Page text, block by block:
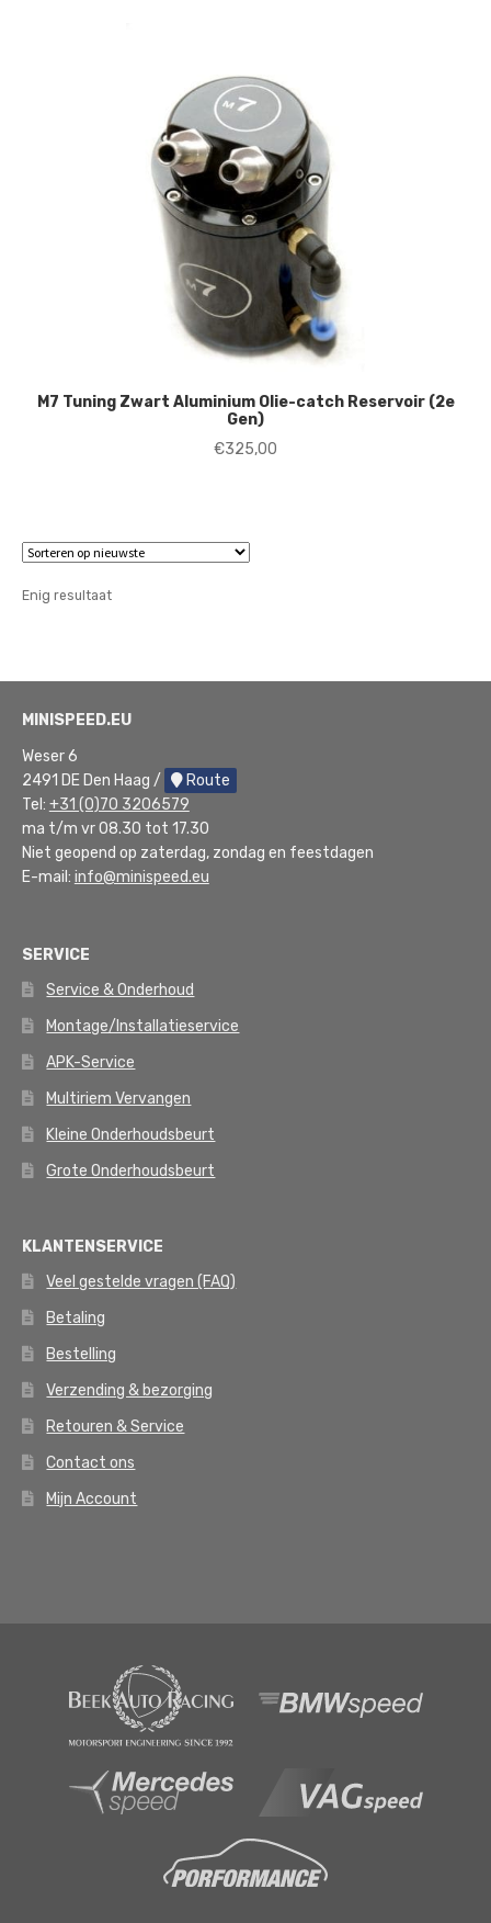
M7 Tuning Zwart Aluminium Olie-catch Reservoir (2e
Gen)
€325,00
Enig resultaat
MINISPEED.EU
Weser 6
2491 DE Den Haag /
Route
Tel: +31 (0)70 3206579
ma t/m vr 08.30 tot 17.30
Niet geopend op zaterdag, zondag en feestdagen
E-mail: info@minispeed.eu
SERVICE
Service & Onderhoud
Montage/Installatieservice
APK-Service
Multiriem Vervangen
Kleine Onderhoudsbeurt
Grote Onderhoudsbeurt
KLANTENSERVICE
Veel gestelde vragen (FAQ)
Betaling
Bestelling
Verzending & bezorging
Retouren & Service
Contact ons
Mijn Account